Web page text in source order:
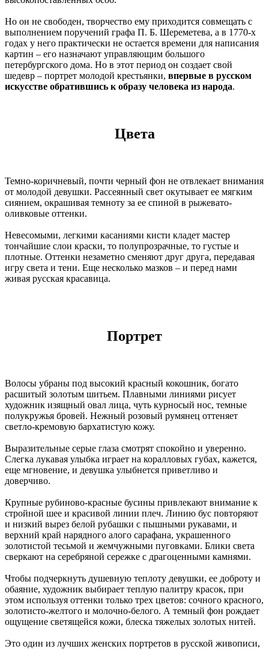
Но он не свободен, творчество ему приходится совмещать с
выполнением поручений графа П. Б. Шереметева, а в 1770-х
годах у него практически не остается времени для написания
картин – его назначают управляющим большого
петербургского дома. Но в этот период он создает свой
шедевр – портрет молодой крестьянки, впервые в русском
искусстве обратившись к образу человека из народа.
Цвета
Темно-коричневый, почти черный фон не отвлекает внимания
от молодой девушки. Рассеянный свет окутывает ее мягким
сиянием, окрашивая темноту за ее спиной в рыжевато-
оливковые оттенки.
Невесомыми, легкими касаниями кисти кладет мастер
тончайшие слои краски, то полупрозрачные, то густые и
плотные. Оттенки незаметно сменяют друг друга, передавая
игру света и тени. Еще несколько мазков – и перед нами
живая русская красавица.
Портрет
Волосы убраны под высокий красный кокошник, богато
расшитый золотым шитьем. Плавными линиями рисует
художник изящный овал лица, чуть курносый нос, темные
полукружья бровей. Нежный розовый румянец оттеняет
светло-кремовую бархатистую кожу.
Выразительные серые глаза смотрят спокойно и уверенно.
Слегка лукавая улыбка играет на коралловых губах, кажется,
еще мгновение, и девушка улыбнется приветливо и
доверчиво.
Крупные рубиново-красные бусины привлекают внимание к
стройной шее и красивой линии плеч. Линию бус повторяют
и низкий вырез белой рубашки с пышными рукавами, и
верхний край нарядного алого сарафана, украшенного
золотистой тесьмой и жемчужными пуговками. Блики света
сверкают на серебряной сережке с драгоценными камнями.
Чтобы подчеркнуть душевную теплоту девушки, ее доброту и
обаяние, художник выбирает теплую палитру красок, при
этом используя оттенки только трех цветов: сочного красного,
золотисто-желтого и молочно-белого. А темный фон рождает
ощущение светящейся кожи, блеска тяжелых золотых нитей.
Это один из лучших женских портретов в русской живописи,